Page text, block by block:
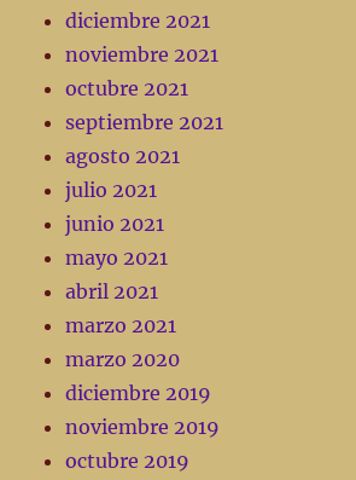
diciembre 2021
noviembre 2021
octubre 2021
septiembre 2021
agosto 2021
julio 2021
junio 2021
mayo 2021
abril 2021
marzo 2021
marzo 2020
diciembre 2019
noviembre 2019
octubre 2019